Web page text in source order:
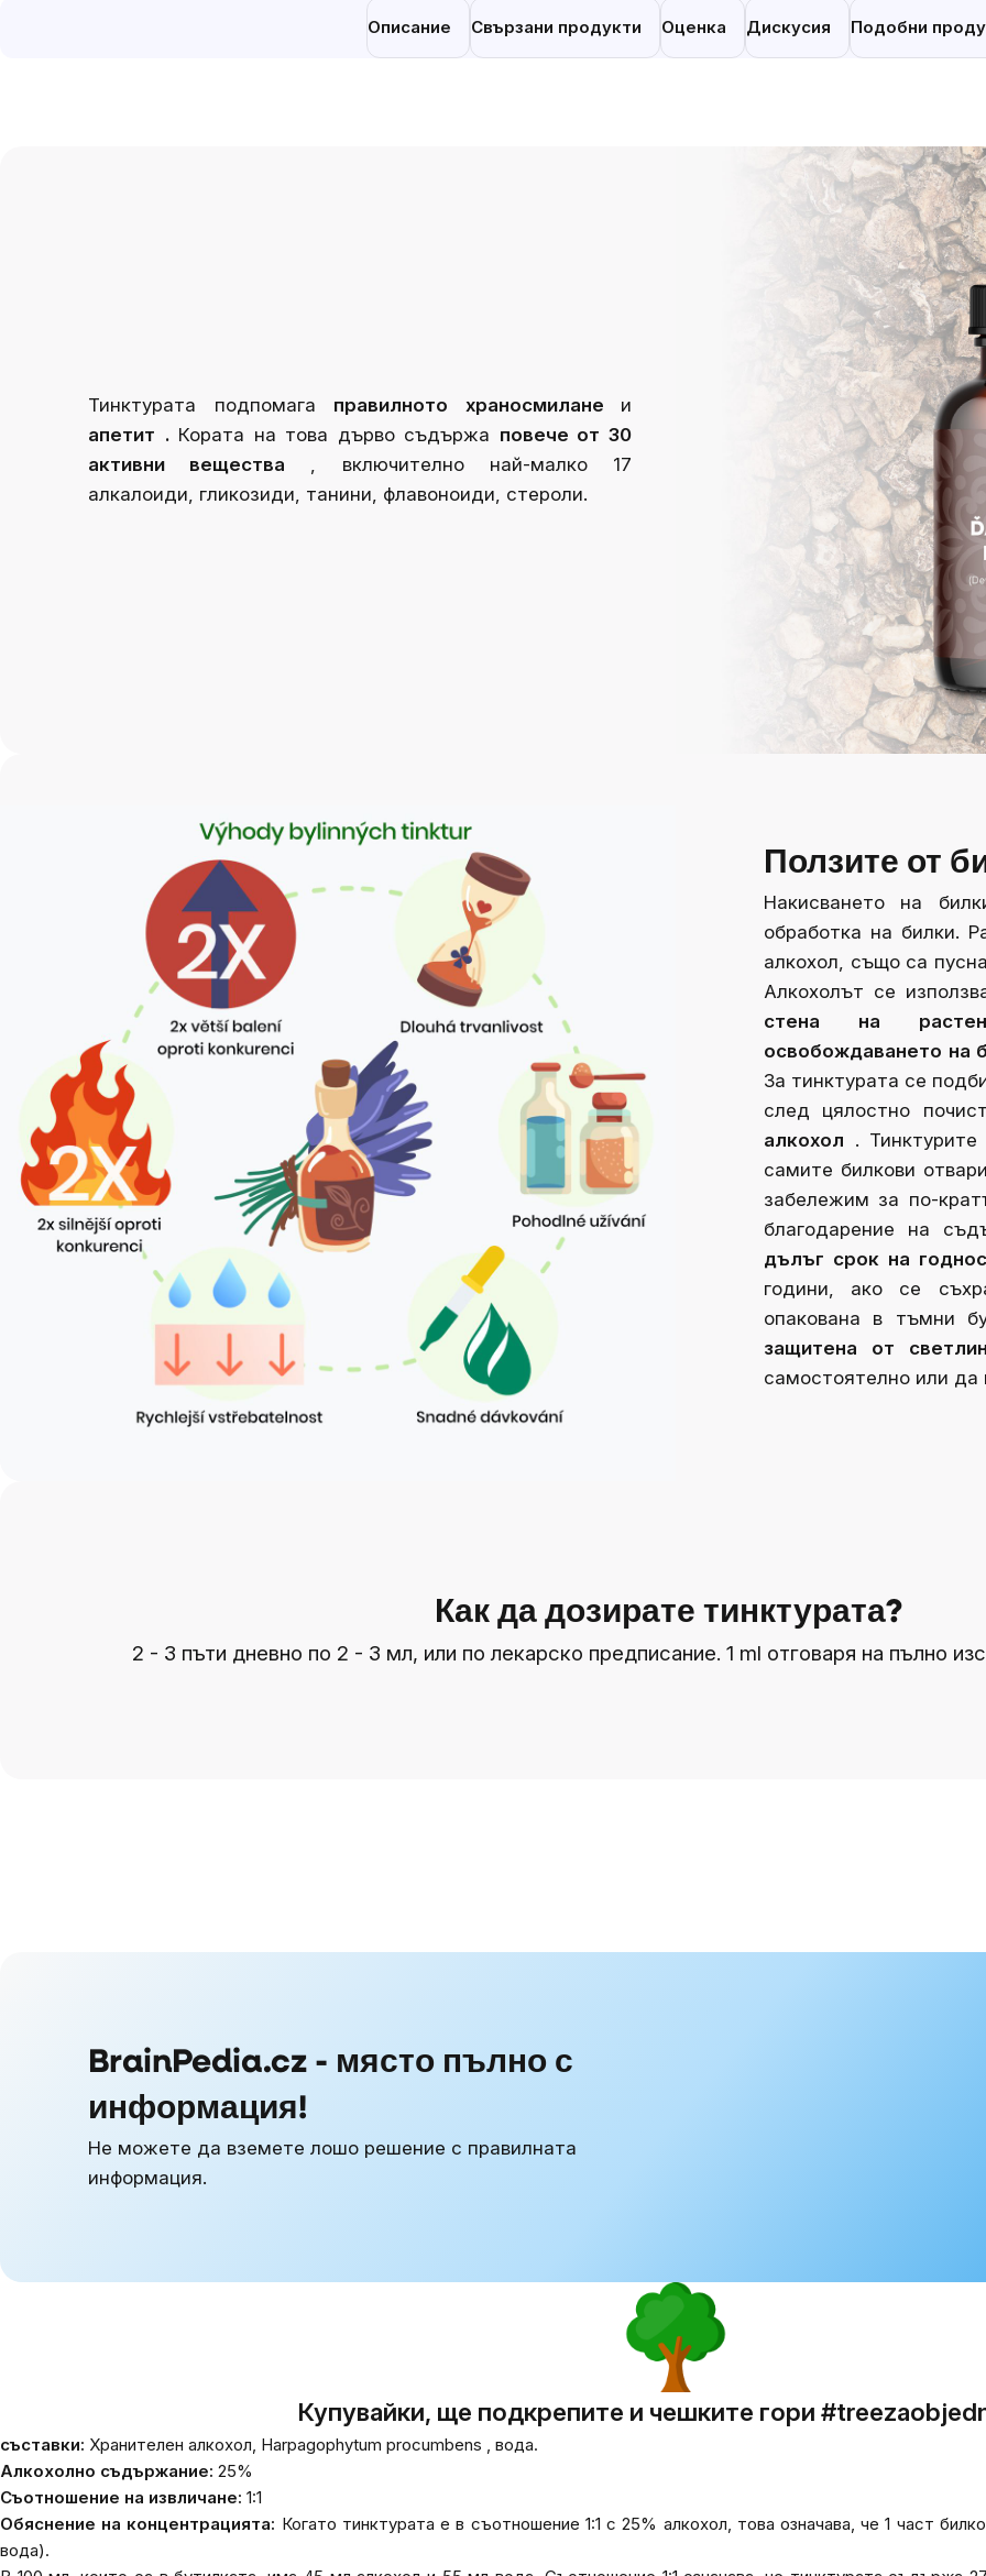
Описание Свързани продукти Оценка Дискусия Подобни
Тинктурата подпомага правилното храносмилане
и
апетит . Кората на това дърво съдържа повече от 30
активни вещества
, включително най-малко 17
алкалоиди, гликозиди, танини, флавоноиди, стероли.
Ползите от
Накисването на
обработка на билки.
алкохол, също са
Алкохолът се
стена на
освобождаването на
За тинктурата се
след цялостно
алкохол .
самите билкови
забележим за по-
благодарение на
дълъг срок на
години, ако се
опакована в тъмни
защитена от
самостоятелно или да
Как да дозирате тинктурата?
2 - 3 пъти дневно по 2 - 3 мл, или по лекарско предписание. 1 ml отговаря на пълно
BrainPedia.cz - място пълно с
информация!
Не можете да вземете лошо решение с правилната
информация.
Купувайки, ще подкрепите и чешките гори
съставки: Хранителен алкохол, Harpagophytum procumbens , вода.
Алкохолно съдържание: 25%
Съотношение на извличане: 1:1
Обяснение на концентрацията: Когато тинктурата е в съотношение 1:1 с 25% алкохол, това означава, че 1 част
вода).